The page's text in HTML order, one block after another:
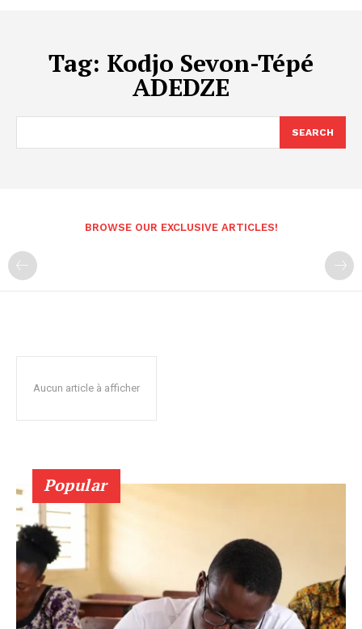
Tag: Kodjo Sevon-Tépé
ADEDZE
SEARCH
BROWSE OUR EXCLUSIVE ARTICLES!
Aucun article à afficher
Popular